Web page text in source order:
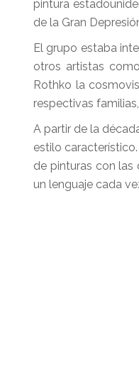
pintura
de la Gran
El grupo estaba
otros artistas
Rothko la
respectivas
A partir de la
estilo
de pinturas con
un lenguaje cada